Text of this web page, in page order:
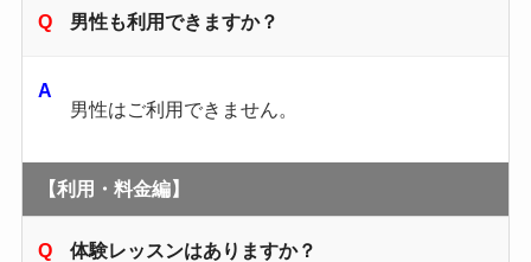
男性も利用できますか？
男性はご利用できません。
【利用・料金編】
体験レッスンはありますか？